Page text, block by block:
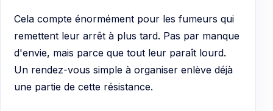
Cela compte énormément pour les fumeurs qui
remettent leur arrêt à plus tard. Pas par manque
d'envie, mais parce que tout leur paraît lourd.
Un rendez-vous simple à organiser enlève déjà
une partie de cette résistance.